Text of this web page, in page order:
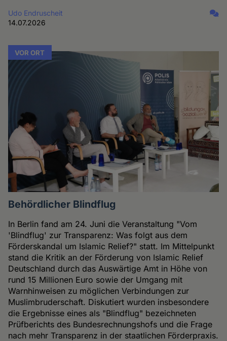
Udo Endruscheit
14.07.2026
VOR ORT
Behördlicher Blindflug
In Berlin fand am 24. Juni die Veranstaltung "Vom
'Blindflug' zur Transparenz: Was folgt aus dem
Förderskandal um Islamic Relief?" statt. Im Mittelpunkt
stand die Kritik an der Förderung von Islamic Relief
Deutschland durch das Auswärtige Amt in Höhe von
rund 15 Millionen Euro sowie der Umgang mit
Warnhinweisen zu möglichen Verbindungen zur
Muslimbruderschaft. Diskutiert wurden insbesondere
die Ergebnisse eines als "Blindflug" bezeichneten
Prüfberichts des Bundesrechnungshofs und die Frage
nach mehr Transparenz in der staatlichen Förderpraxis.